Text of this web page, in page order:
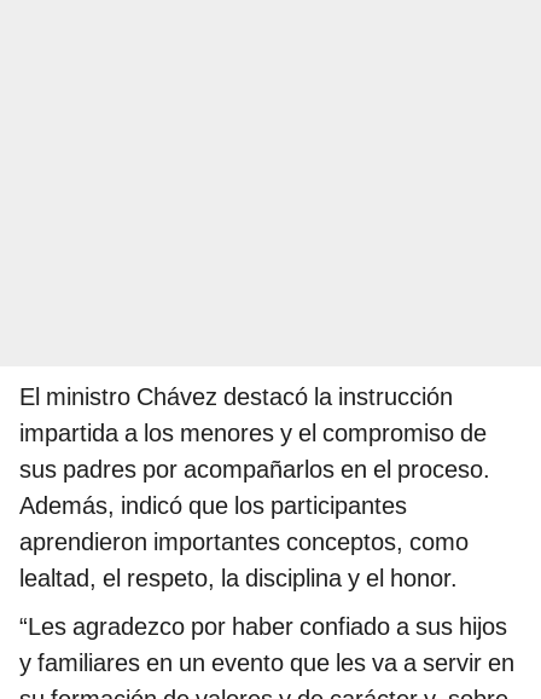
El ministro Chávez destacó la instrucción
impartida a los menores y el compromiso de
sus padres por acompañarlos en el proceso.
Además, indicó que los participantes
aprendieron importantes conceptos, como
lealtad, el respeto, la disciplina y el honor.
“Les agradezco por haber confiado a sus hijos
y familiares en un evento que les va a servir en